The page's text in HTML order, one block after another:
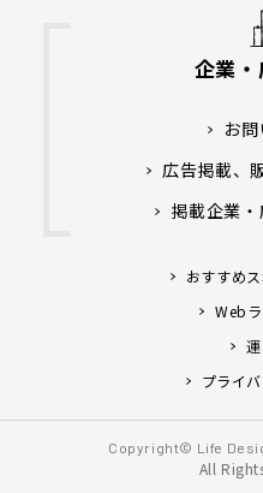
企業
お
広告掲載、
掲載企業
おすすめ
Web
プライ
Copyright© Life
All